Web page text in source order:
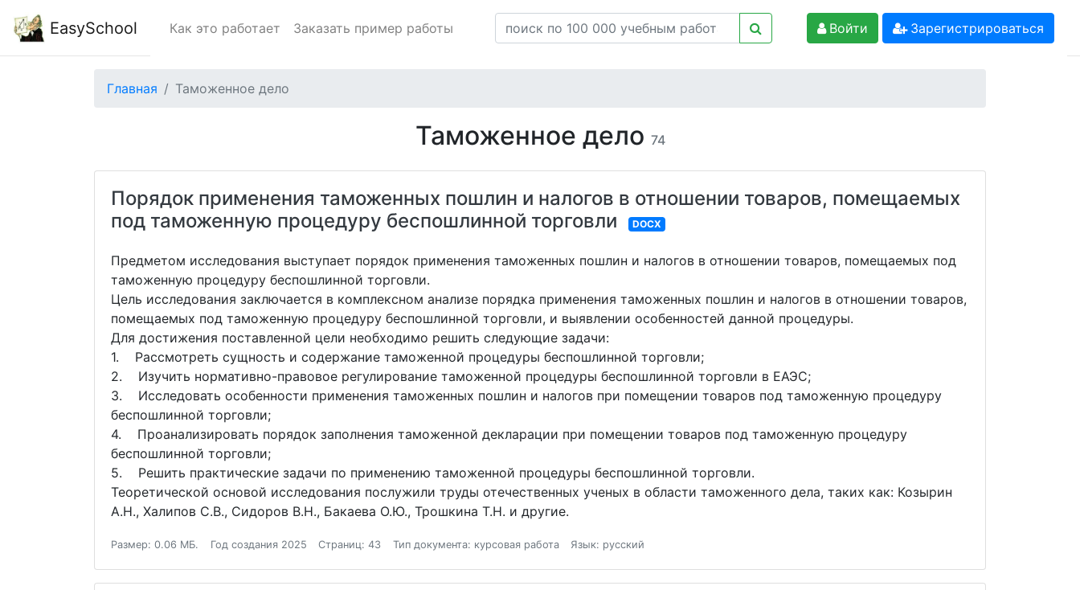
EasySchool Как это работает Заказать пример работы Войти Зарегистрироваться
Главная Таможенное дело
Таможенное дело 74
Порядок применения таможенных пошлин и налогов в отношении товаров, помещаемых
под таможенную процедуру беспошлинной торговли
DOCX
Предметом исследования выступает порядок применения таможенных пошлин и налогов в отношении товаров, помещаемых под
таможенную процедуру беспошлинной торговли.
Цель исследования заключается в комплексном анализе порядка применения таможенных пошлин и налогов в отношении товаров,
помещаемых под таможенную процедуру беспошлинной торговли, и выявлении особенностей данной процедуры.
Для достижения поставленной цели необходимо решить следующие задачи:
1. Рассмотреть сущность и содержание таможенной процедуры беспошлинной торговли;
2. Изучить нормативно-правовое регулирование таможенной процедуры беспошлинной торговли в ЕАЭС;
3. Исследовать особенности применения таможенных пошлин и налогов при помещении товаров под таможенную процедуру
беспошлинной торговли;
4. Проанализировать порядок заполнения таможенной декларации при помещении товаров под таможенную процедуру
беспошлинной торговли;
5. Решить практические задачи по применению таможенной процедуры беспошлинной торговли.
Теоретической основой исследования послужили труды отечественных ученых в области таможенного дела, таких как: Козырин
А.Н., Халипов С.В., Сидоров В.Н., Бакаева О.Ю., Трошкина Т.Н. и другие.
Размер: 0.06 МБ. Год создания 2025 Страниц: 43 Тип документа: курсовая работа Язык: русский